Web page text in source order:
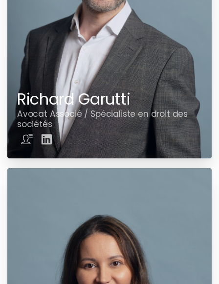
Richard Garutti
Avocat Associé / Spécialiste en droit des
sociétés